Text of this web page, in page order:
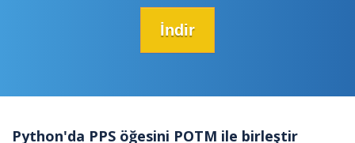
İndir
Python'da PPS öğesini POTM ile birleştir